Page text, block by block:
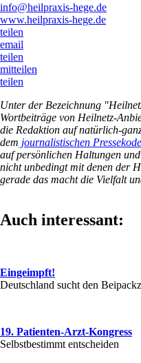
info@heilpraxis-hege.de
www.heilpraxis-hege.de
teilen
email
teilen
mitteilen
teilen
Unter der Bezeichnung
Wortbeiträge von Heilnetz-
die Redaktion auf natürlich-
dem journalistischen
auf persönlichen Haltungen
nicht unbedingt mit denen der
gerade das macht die Vielfalt
Auch interessant:
Eingeimpft!
Deutschland sucht den
19. Patienten-Arzt-Kongress
Selbstbestimmt entscheiden